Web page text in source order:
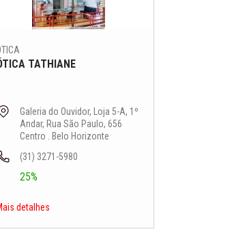
TATHIANE
Galeria do Ouvidor, Loja 5-A, 1º
Andar, Rua São Paulo, 656
Centro . Belo Horizonte
(31) 3271-5980
25%
detalhes